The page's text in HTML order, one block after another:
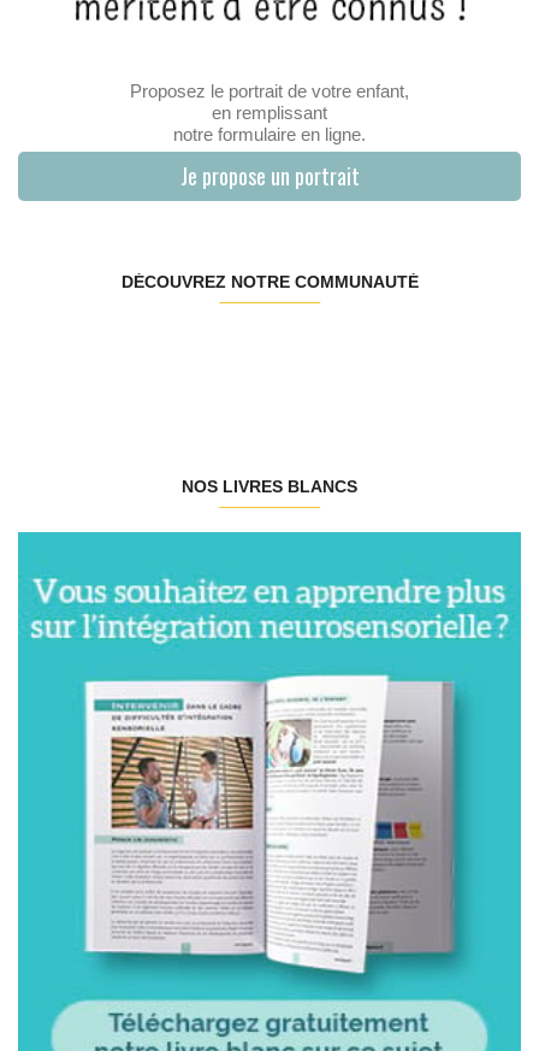
Proposez le portrait de votre enfant,
en remplissant
notre formulaire en ligne.
Je propose un portrait
DÉCOUVREZ NOTRE COMMUNAUTÉ
NOS LIVRES BLANCS